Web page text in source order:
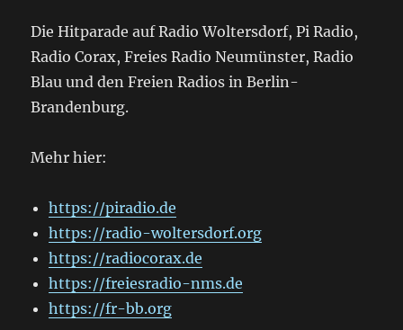
Die Hitparade auf Radio Woltersdorf, Pi Radio,
Radio Corax, Freies Radio Neumünster, Radio
Blau und den Freien Radios in Berlin-
Brandenburg.
Mehr hier:
https://piradio.de
https://radio-woltersdorf.org
https://radiocorax.de
https://freiesradio-nms.de
https://fr-bb.org